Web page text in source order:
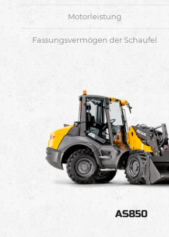
Motorleistung
Fassungsvermögen der Schaufel
AS850